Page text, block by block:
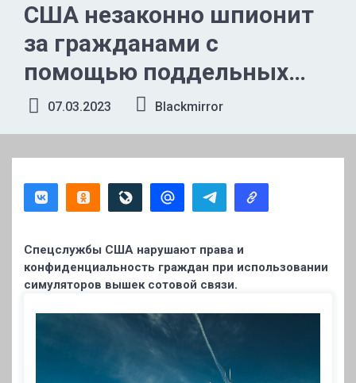
США незаконно шпионит
за гражданами с
помощью поддельных
вышек сотовой связи
07.03.2023 Blackmirror
Спецслужбы США нарушают права и
конфиденциальность граждан при использовании
симуляторов вышек сотовой связи.